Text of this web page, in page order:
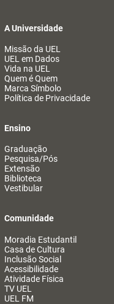
A Universidade
Missão da UEL
UEL em Dados
Vida na UEL
Quem é Quem
Marca Símbolo
Política de Privacidade
Ensino
Graduação
Pesquisa/Pós
Extensão
Biblioteca
Vestibular
Comunidade
Moradia Estudantil
Casa de Cultura
Inclusão Social
Acessibilidade
Atividade Física
TV UEL
UEL FM